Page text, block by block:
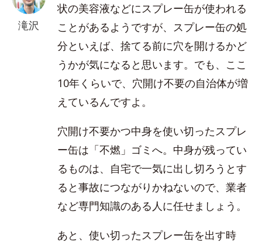
滝沢
状の美容液などにスプレー缶が使われる
ことがあるようですが、スプレー缶の処
分といえば、捨てる前に穴を開けるかど
うかが気になると思います。でも、ここ
10年くらいで、穴開け不要の自治体が増
えているんですよ。
穴開け不要かつ中身を使い切ったスプレ
ー缶は「不燃」ゴミへ。中身が残ってい
るものは、自宅で一気に出し切ろうとす
ると事故につながりかねないので、業者
など専門知識のある人に任せましょう。
あと、使い切ったスプレー缶を出す時